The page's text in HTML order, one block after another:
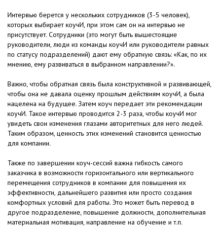
Интервью берется у нескольких сотрудников (3-5 человек),
которых выбирает коучИ, при этом сам он на интервью не
присутствует. Сотрудники (это могут быть вышестоящие
руководители, люди из команды коучИ или руководители равных
по статусу подразделений) дают ему обратную связь: «Как, по их
мнению, ему развиваться в выбранном направлении?».
Важно, чтобы обратная связь была конструктивной и развивающей,
чтобы она не давала оценку прошлым действиям коучИ, а была
нацелена на будущее. Затем коуч передает эти рекомендации
коучИ. Такое интервью проводится 2-3 раза, чтобы коучИ мог
увидеть свои изменения глазами авторитетных для него людей.
Таким образом, ценность этих изменений становится ценностью
для компании.
Также по завершении коуч-сессий важна гибкость самого
заказчика в возможности горизонтального или вертикального
перемещения сотрудников в компании для повышения их
эффективности, дальнейшего развития или просто создания
комфортных условий для работы. Это может быть перевод в
другое подразделение, повышение должности, дополнительная
материальная мотивация, направление на обучение и т.п.